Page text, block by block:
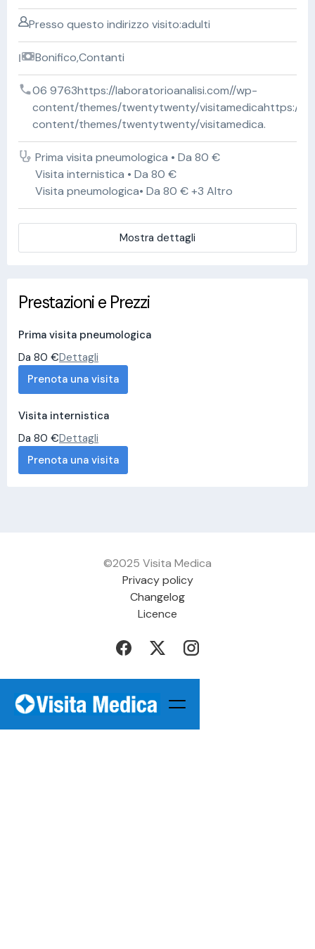
Presso questo indirizzo visito:adulti
Bonifico,Contanti
06 9763https://laboratorioanalisi.com//wp-
content/themes/twentytwenty/visitamedicahttps://
content/themes/twentytwenty/visitamedica.
Prima visita pneumologica • Da 80 €
Visita internistica • Da 80 €
Visita pneumologica• Da 80 € +3 Altro
Mostra dettagli
Prestazioni e Prezzi
Prima visita pneumologica
Da 80 €Dettagli
Prenota una visita
Visita internistica
Da 80 €Dettagli
Prenota una visita
©2025 Visita Medica
Privacy policy
Changelog
Licence